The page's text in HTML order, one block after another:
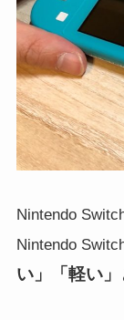
Nintendo
Nintendo
い」「軽い」